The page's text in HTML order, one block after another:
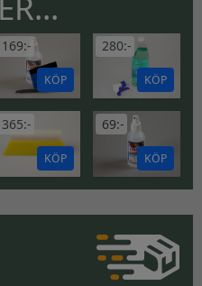
169:-
KÖP
280:-
KÖP
365:-
KÖP
69:-
KÖP